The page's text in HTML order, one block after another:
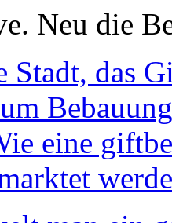
Neu die
das
eine